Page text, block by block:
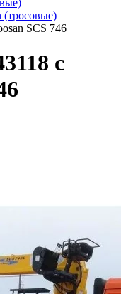
SCS 746
с